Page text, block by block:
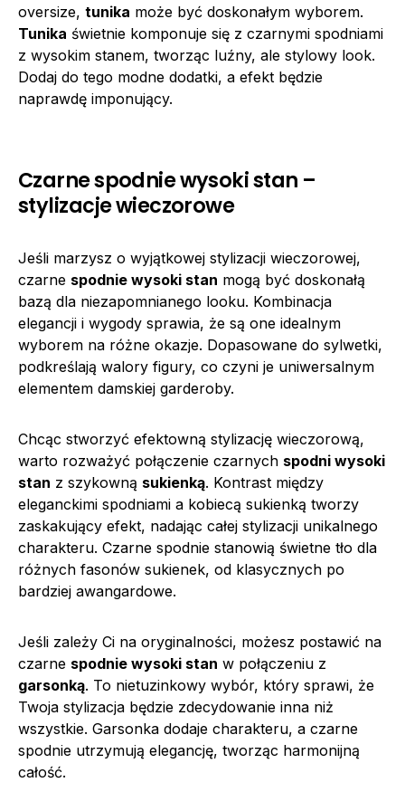
oversize, tunika może być doskonałym wyborem.
Tunika świetnie komponuje się z czarnymi spodniami
z wysokim stanem, tworząc luźny, ale stylowy look.
Dodaj do tego modne dodatki, a efekt będzie
naprawdę imponujący.
Czarne spodnie wysoki stan –
stylizacje wieczorowe
Jeśli marzysz o wyjątkowej stylizacji wieczorowej,
czarne spodnie wysoki stan mogą być doskonałą
bazą dla niezapomnianego looku. Kombinacja
elegancji i wygody sprawia, że są one idealnym
wyborem na różne okazje. Dopasowane do sylwetki,
podkreślają walory figury, co czyni je uniwersalnym
elementem damskiej garderoby.
Chcąc stworzyć efektowną stylizację wieczorową,
warto rozważyć połączenie czarnych spodni wysoki
stan z szykowną sukienką. Kontrast między
eleganckimi spodniami a kobiecą sukienką tworzy
zaskakujący efekt, nadając całej stylizacji unikalnego
charakteru. Czarne spodnie stanowią świetne tło dla
różnych fasonów sukienek, od klasycznych po
bardziej awangardowe.
Jeśli zależy Ci na oryginalności, możesz postawić na
czarne spodnie wysoki stan w połączeniu z
garsonką. To nietuzinkowy wybór, który sprawi, że
Twoja stylizacja będzie zdecydowanie inna niż
wszystkie. Garsonka dodaje charakteru, a czarne
spodnie utrzymują elegancję, tworząc harmonijną
całość.